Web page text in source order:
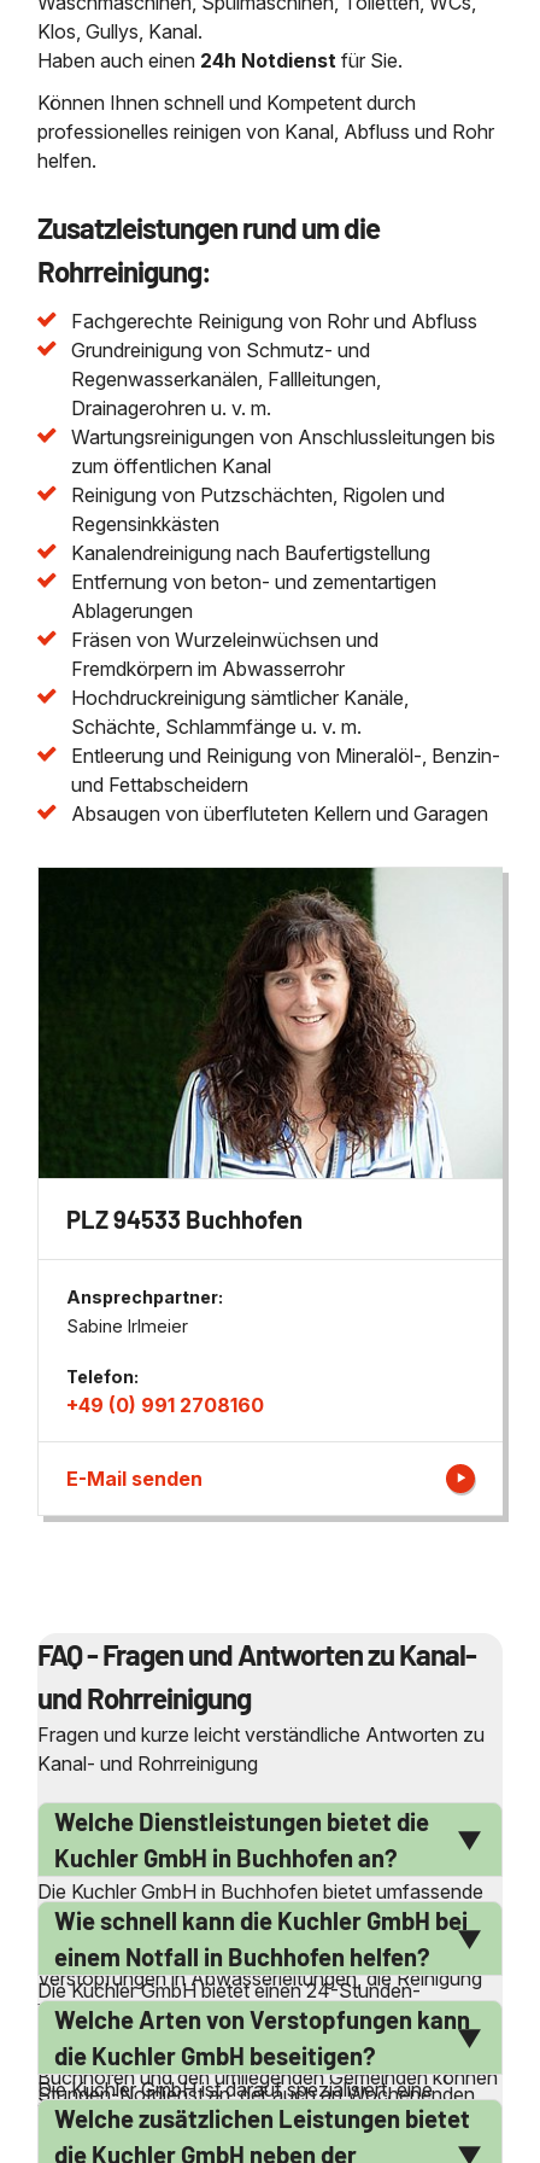
Klos, Gullys, Kanal.
Haben auch einen 24h Notdienst für Sie.
Können Ihnen schnell und Kompetent durch
professionelles reinigen von Kanal, Abfluss und Rohr
helfen.
Zusatzleistungen rund um die
Rohrreinigung:
Fachgerechte Reinigung von Rohr und Abfluss
Grundreinigung von Schmutz- und
Regenwasserkanälen, Fallleitungen,
Drainagerohren u. v. m.
Wartungsreinigungen von Anschlussleitungen bis
zum öffentlichen Kanal
Reinigung von Putzschächten, Rigolen und
Regensinkkästen
Kanalendreinigung nach Baufertigstellung
Entfernung von beton- und zementartigen
Ablagerungen
Fräsen von Wurzeleinwüchsen und
Fremdkörpern im Abwasserrohr
Hochdruckreinigung sämtlicher Kanäle,
Schächte, Schlammfänge u. v. m.
Entleerung und Reinigung von Mineralöl-, Benzin-
und Fettabscheidern
Absaugen von überfluteten Kellern und Garagen
PLZ 94533 Buchhofen
Ansprechpartner:
Sabine Irlmeier
Telefon:
+49 (0) 991 2708160
E-Mail senden
FAQ - Fragen und Antworten zu Kanal-
und Rohrreinigung
Fragen und kurze leicht verständliche Antworten zu
Kanal- und Rohrreinigung
Welche Dienstleistungen bietet die
Kuchler GmbH in Buchhofen an?
Die Kuchler GmbH in Buchhofen bietet umfassende
Dienstleistungen im Bereich der Kanal- und
Rohrreinigung an. Dazu gehören die Beseitigung von
Verstopfungen in Abwasserleitungen, die Reinigung
von Druckrohrleitungen sowie die Entfernung von
Inkrustierungen. Zusätzlich führen sie
Kanalinspektionen durch und bieten einen 24-
Stunden-Notdienst an, der auch an Wochenenden
und Feiertagen verfügbar ist. Die Firma arbeitet ohne
Subunternehmer, was eine hohe Qualität und
Wie schnell kann die Kuchler GmbH bei
einem Notfall in Buchhofen helfen?
Die Kuchler GmbH bietet einen 24-Stunden-
Notdienst an, der es ermöglicht, bei Notfällen schnell
zu reagieren. Dank ihrer lokalen Präsenz in
Buchhofen und den umliegenden Gemeinden können
sie in kürzester Zeit vor Ort sein. Die Mitarbeiter sind
rund um die Uhr, auch an Wochenenden und
Welche Arten von Verstopfungen kann
die Kuchler GmbH beseitigen?
Die Kuchler GmbH ist darauf spezialisiert, eine
Vielzahl von Verstopfungen zu beseitigen. Dazu
gehören verstopfte Toiletten, Abflüsse hinter
Welche zusätzlichen Leistungen bietet
die Kuchler GmbH neben der